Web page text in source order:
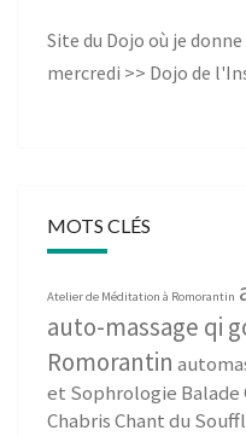
Site du Dojo où je
mercredi >> Dojo de
MOTS CLÉS
Atelier de Méditation à Romorantin
auto-massage qi
Romorantin
et Sophrologie Balade
ChabrisChant du